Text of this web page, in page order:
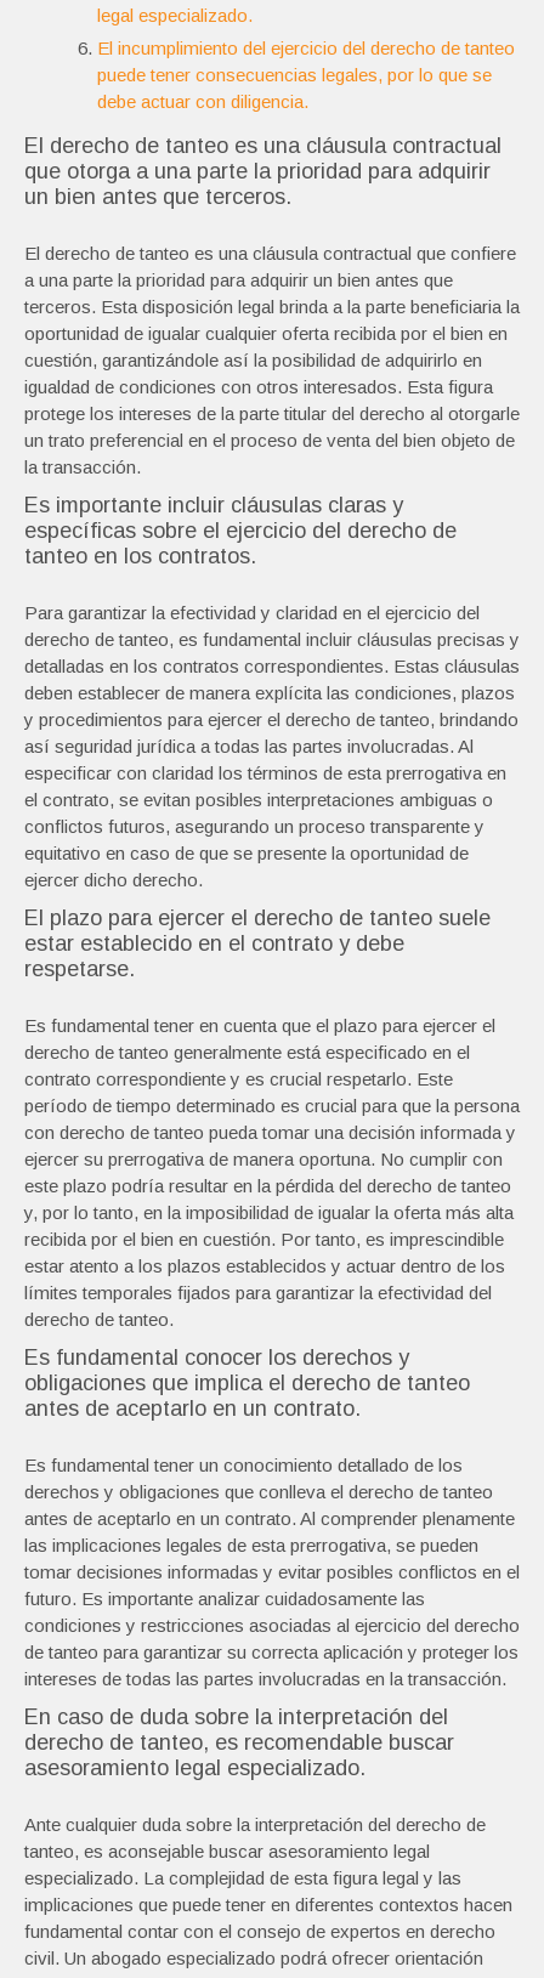
legal especializado.
El incumplimiento del ejercicio del derecho de tanteo
puede tener consecuencias legales, por lo que se
debe actuar con diligencia.
El derecho de tanteo es una cláusula contractual
que otorga a una parte la prioridad para adquirir
un bien antes que terceros.
El derecho de tanteo es una cláusula contractual que confiere
a una parte la prioridad para adquirir un bien antes que
terceros. Esta disposición legal brinda a la parte beneficiaria la
oportunidad de igualar cualquier oferta recibida por el bien en
cuestión, garantizándole así la posibilidad de adquirirlo en
igualdad de condiciones con otros interesados. Esta figura
protege los intereses de la parte titular del derecho al otorgarle
un trato preferencial en el proceso de venta del bien objeto de
la transacción.
Es importante incluir cláusulas claras y
específicas sobre el ejercicio del derecho de
tanteo en los contratos.
Para garantizar la efectividad y claridad en el ejercicio del
derecho de tanteo, es fundamental incluir cláusulas precisas y
detalladas en los contratos correspondientes. Estas cláusulas
deben establecer de manera explícita las condiciones, plazos
y procedimientos para ejercer el derecho de tanteo, brindando
así seguridad jurídica a todas las partes involucradas. Al
especificar con claridad los términos de esta prerrogativa en
el contrato, se evitan posibles interpretaciones ambiguas o
conflictos futuros, asegurando un proceso transparente y
equitativo en caso de que se presente la oportunidad de
ejercer dicho derecho.
El plazo para ejercer el derecho de tanteo suele
estar establecido en el contrato y debe
respetarse.
Es fundamental tener en cuenta que el plazo para ejercer el
derecho de tanteo generalmente está especificado en el
contrato correspondiente y es crucial respetarlo. Este
período de tiempo determinado es crucial para que la persona
con derecho de tanteo pueda tomar una decisión informada y
ejercer su prerrogativa de manera oportuna. No cumplir con
este plazo podría resultar en la pérdida del derecho de tanteo
y, por lo tanto, en la imposibilidad de igualar la oferta más alta
recibida por el bien en cuestión. Por tanto, es imprescindible
estar atento a los plazos establecidos y actuar dentro de los
límites temporales fijados para garantizar la efectividad del
derecho de tanteo.
Es fundamental conocer los derechos y
obligaciones que implica el derecho de tanteo
antes de aceptarlo en un contrato.
Es fundamental tener un conocimiento detallado de los
derechos y obligaciones que conlleva el derecho de tanteo
antes de aceptarlo en un contrato. Al comprender plenamente
las implicaciones legales de esta prerrogativa, se pueden
tomar decisiones informadas y evitar posibles conflictos en el
futuro. Es importante analizar cuidadosamente las
condiciones y restricciones asociadas al ejercicio del derecho
de tanteo para garantizar su correcta aplicación y proteger los
intereses de todas las partes involucradas en la transacción.
En caso de duda sobre la interpretación del
derecho de tanteo, es recomendable buscar
asesoramiento legal especializado.
Ante cualquier duda sobre la interpretación del derecho de
tanteo, es aconsejable buscar asesoramiento legal
especializado. La complejidad de esta figura legal y las
implicaciones que puede tener en diferentes contextos hacen
fundamental contar con el consejo de expertos en derecho
civil. Un abogado especializado podrá ofrecer orientación